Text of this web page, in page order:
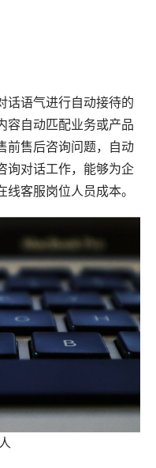
话语气进行自动接待的
容自动匹配业务或产品
前售后咨询问题，自动
询对话工作，能够为企
客服岗位人员成本。